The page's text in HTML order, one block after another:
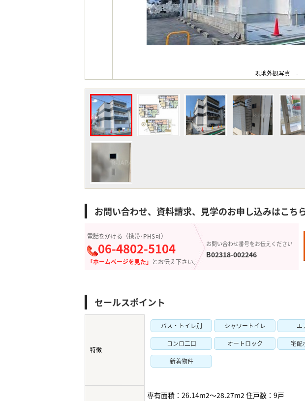
現地外観写真 -
お問い合わせ、資料請求、見学のお申し込みはこち
電話をかける（携帯･PHS可）
06-4802-5104
「ホームページを見た」 とお伝え下さい。
お問い合わせ番号をお伝えください
B02318-002246
セールスポイント
特徴
バス・トイレ別 シャワートイレ エ
コンロ二口 オートロック 宅配
新着物件
専有面積：26.14m2～28.27m2 住戸数：9戸